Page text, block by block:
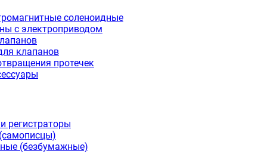
соленоидные
с электроприводом
клапанов
протечек
регистраторы
(безбумажные)